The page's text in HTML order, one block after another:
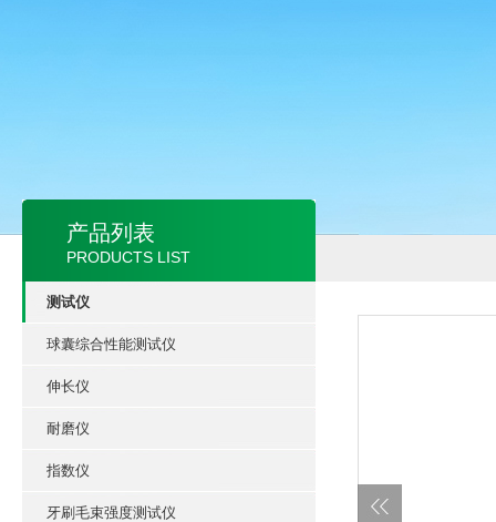
产品列表
PRODUCTS LIST
测试仪
球囊综合性能测试仪
伸长仪
耐磨仪
指数仪
牙刷毛束强度测试仪